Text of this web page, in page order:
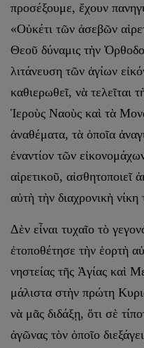
προσέξουμε, ἔχουν
«Οὐκέτι τῶν ἀσεβῶν
Θεοῦ δύναμις τὴν
λιτάνευση τῶν ἁγίων
καθιερωθεῖ, νὰ τελεῖται
Ἱεροὺς Ναοὺς καὶ τὰ
ἀναθέματα, τὰ ὁποῖα
ἐναντίον τῶν
αἱρετικοῦ,
αὐτὴ τὴν διαχρονικὴ
Δὲν εἶναι τυχαῖο τὸ
ἐτοποθέτησε τὴν ἑορτὴ
νηστείας τῆς Ἁγίας καὶ
μάλιστα στὴν πρώτη
νὰ μᾶς διδάξῃ, ὅτι σὲ
ἀγῶνας τὸν ὁποῖο